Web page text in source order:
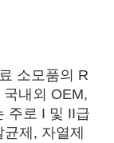
소모품의 R
내외 OEM,
주로 I 및 II급
제, 자열제